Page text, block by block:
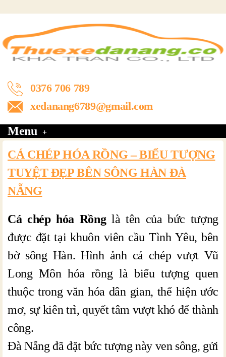
0376 706 789
xedanang6789@gmail.com
Menu
CÁ CHÉP HÓA RỒNG – BIỂU TƯỢNG
TUYỆT ĐẸP BÊN SÔNG HÀN ĐÀ
NẴNG
Cá chép hóa Rồnglà tên của bức tượng
được đặt tại khuôn viên cầu Tình Yêu, bên
bờ sông Hàn. Hình ảnh cá chép vượt Vũ
Long Môn hóa rồng là biểu tượng quen
thuộc trong văn hóa dân gian, thể hiện ước
mơ, sự kiên trì, quyết tâm vượt khó để thành
công.
Đà Nẵng đã đặt bức tượng này ven sông, gửi